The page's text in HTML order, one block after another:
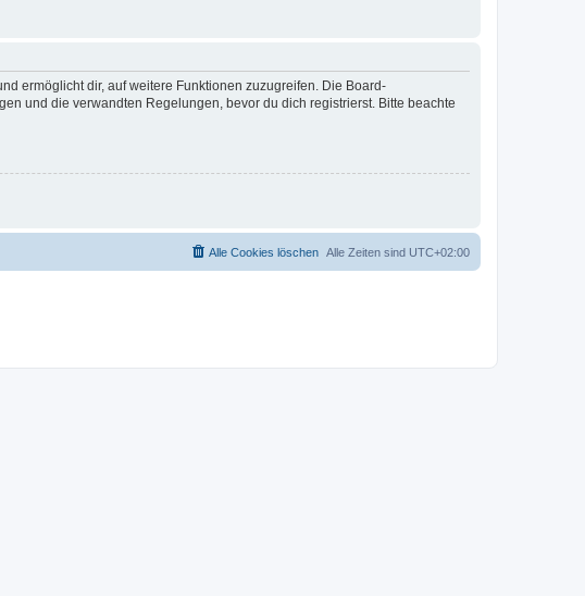
ermöglicht dir, auf weitere Funktionen zuzugreifen. Die Board-
und die verwandten Regelungen, bevor du dich registrierst. Bitte beachte
Alle Zeiten sind UTC+02:00
Alle Cookies löschen